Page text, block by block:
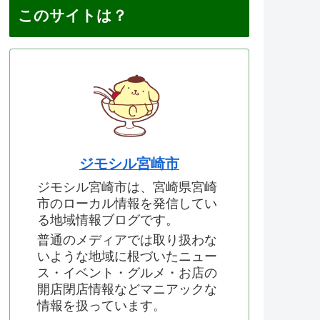
このサイトは？
ジモシル宮崎市
ジモシル宮崎市は、宮崎県宮崎
市のローカル情報を発信してい
る地域情報ブログです。
普通のメディアでは取り扱わな
いような地域に根づいたニュー
ス・イベント・グルメ・お店の
開店閉店情報などマニアックな
情報を扱っています。